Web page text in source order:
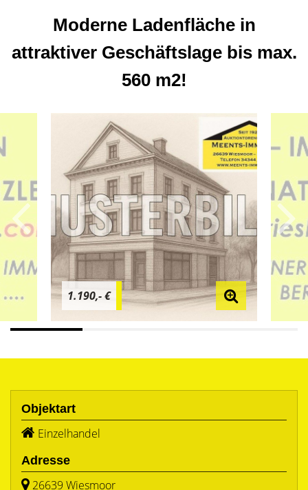
Moderne Ladenfläche in
attraktiver Geschäftslage bis max.
560 m2!
1.190,- €
Objektart
Einzelhandel
Adresse
26639 Wiesmoor